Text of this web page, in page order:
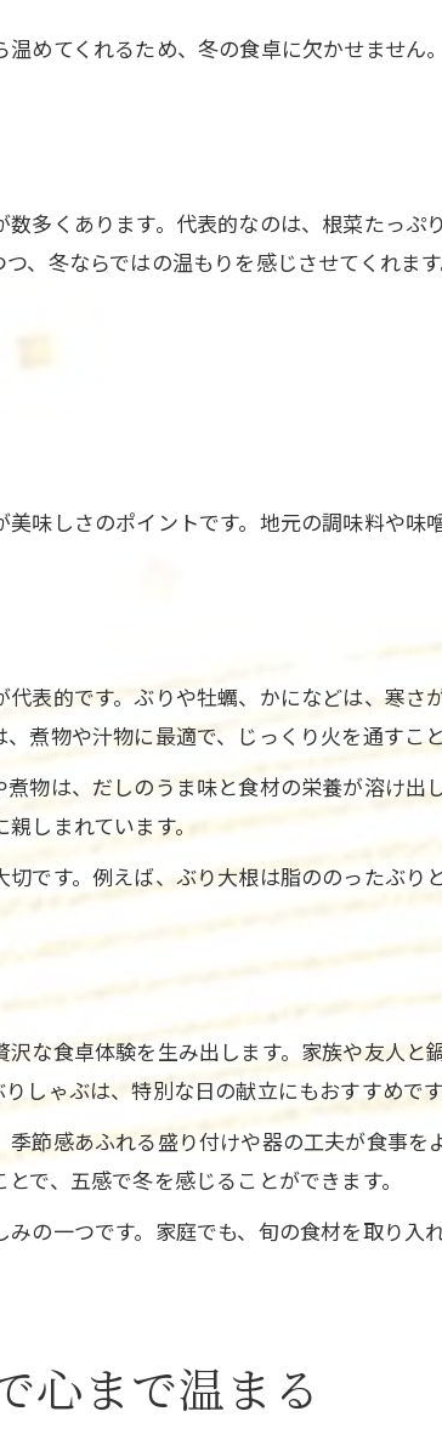
旬の冬食材で作る日本料理の健康効果
季おすすめの冬和食献立アイデア集
日本料理で楽しむ冬の味覚献立アイデア集
めてくれるため、冬の食卓に欠かせませ
多くあります。代表的なのは、根菜たっぷ
、冬ならではの温もりを感じさせてくれます
味しさのポイントです。地元の調味料や味
表的です。ぶりや牡蠣、かになどは、寒さ
煮物や汁物に最適で、じっくり火を通すこ
物は、だしのうま味と食材の栄養が溶け出
しまれています。
です。例えば、ぶり大根は脂ののったぶり
な食卓体験を生み出します。家族や友人
しゃぶは、特別な日の献立にもおすすめで
節感あふれる盛り付けや器の工夫が食事を
で、五感で冬を感じることができます。
の一つです。家庭でも、旬の食材を取り入
心まで温まる